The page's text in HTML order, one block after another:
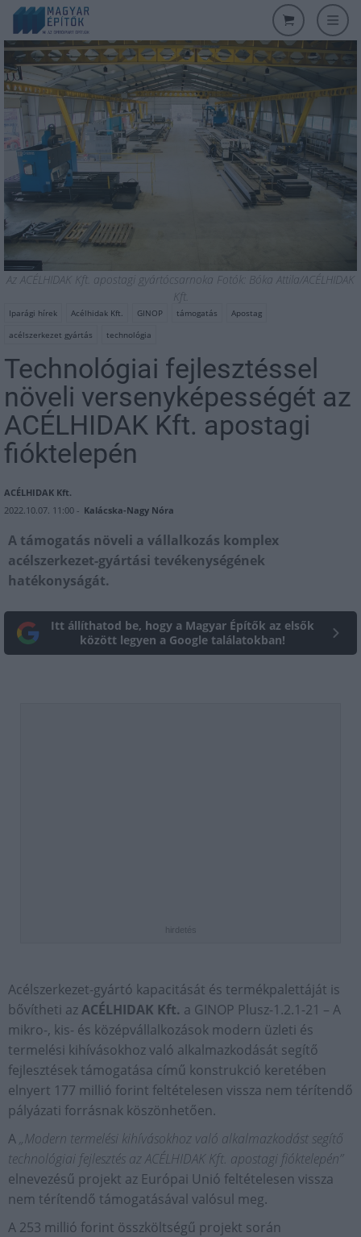
Az ACÉLHIDAK Kft. apostagi gyártócsarnoka Fotók: Bóka Attila/ACÉLHIDAK
Kft.
Iparági hírek Acélhidak Kft. GINOP támogatás
Apostag
acélszerkezet gyártás
technológia
Technológiai fejlesztéssel
növeli versenyképességét az
ACÉLHIDAK Kft. apostagi
fióktelepén
ACÉLHIDAK Kft.
2022.10.07. 11:00 - Kalácska-Nagy Nóra
A támogatás növeli a vállalkozás komplex
acélszerkezet-gyártási tevékenységének
hatékonyságát.
Itt állíthatod be, hogy a Magyar Építők az elsők
között legyen a Google találatokban!
hirdetés
Acélszerkezet-gyártó kapacitását és termékpalettáját is
bővítheti azACÉLHIDAK Kft. a GINOP Plusz-1.2.1-21 – A
mikro-, kis- és középvállalkozások modern üzleti és
termelési kihívásokhoz való alkalmazkodását segítő
fejlesztések támogatása című konstrukció keretében
elnyert 177 millió forint feltételesen vissza nem térítendő
pályázati forrásnak köszönhetően.
A„Modern termelési kihívásokhoz való alkalmazkodást segítő
technológiai fejlesztés az ACÉLHIDAK Kft. apostagi fióktelepén”
elnevezésű projekt az Európai Unió feltételesen vissza
nem térítendő támogatásával valósul meg.
A 253 millió forint összköltségű projekt során